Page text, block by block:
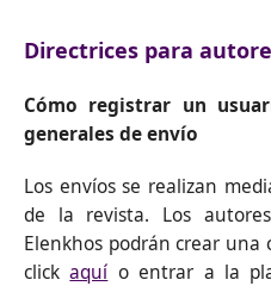
Directrices para
Cómo registrar un
generales de envío
Los envíos se realizan
de la revista. Los
Elenkhos podrán crear
clickaquí o entrar a la